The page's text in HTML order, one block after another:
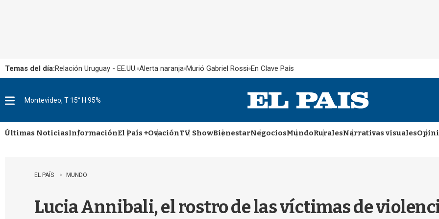
Temas del día:Relación Uruguay - EE.UU. Alerta naranja Murió Gabriel Rossi En Clave País
u
Montevideo, T 15° H 95%
Últimas NoticiasInformaciónEl País +OvaciónTV ShowBienestarNegociosMundoRuralesNarrativas visuales
EL PAÍS MUNDO
Lucia Annibali, el rostro de las víctimas de